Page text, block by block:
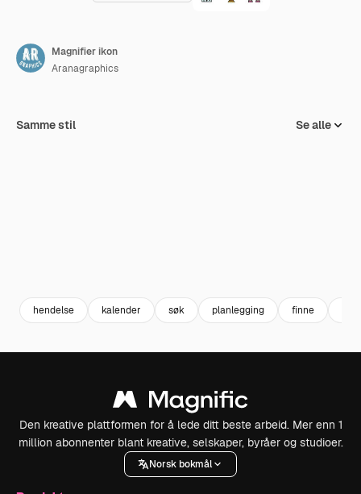
Magnifier ikon
Aranagraphics
Samme stil Se alle
hendelse kalender søk planlegging finne
Den kreative plattformen for å lede ditt beste arbeid. Mer enn 1
million abonnenter blant kreative, selskaper, byråer og studioer.
Norsk bokmål